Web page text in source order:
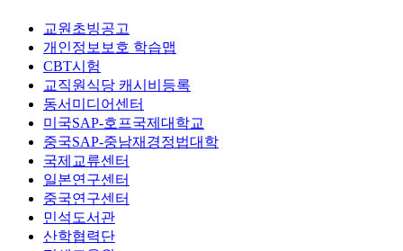
교원초빙공고
개인정보보호 학습맵
CBT시험
교직원식당 캐시비등록
동서미디어센터
미국SAP-호프국제대학교
중국SAP-중남재경정법대학
국제교류센터
일본연구센터
중국연구센터
민석도서관
산학협력단